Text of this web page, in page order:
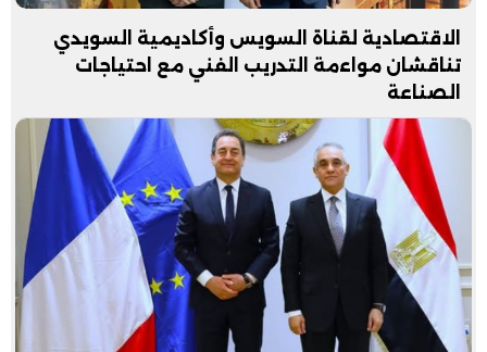
الاقتصادية لقناة السويس وأكاديمية السويدي
تناقشان مواءمة التدريب الفني مع احتياجات
الصناعة